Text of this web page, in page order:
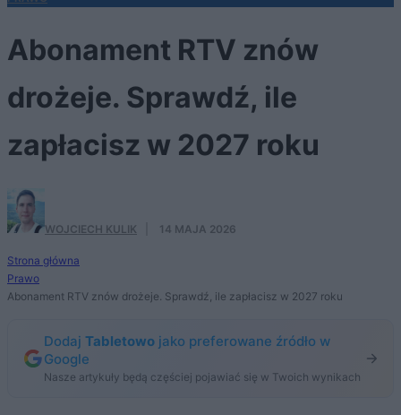
Abonament RTV znów
drożeje. Sprawdź, ile
zapłacisz w 2027 roku
WOJCIECH KULIK 14 MAJA 2026
Strona główna
Prawo
Abonament RTV znów drożeje. Sprawdź, ile zapłacisz w 2027 roku
Dodaj Tabletowo jako preferowane źródło w
Google
Nasze artykuły będą częściej pojawiać się w Twoich wynikach